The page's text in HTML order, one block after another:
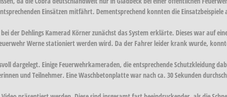
Einsätzen mitfährt. Dementsprechend konnten die
der Dehlings Kamerad Körner zunächst das System erklärte. Dieses war auf
Werne stationiert werden wird. Da der Fahrer leider krank wurde,
dargelegt. Einige Feuerwehrkameraden, die entsprechende Schutzkleidung
und Teilnehmer. Eine Waschbetonplatte war nach ca. 30 Sekunden